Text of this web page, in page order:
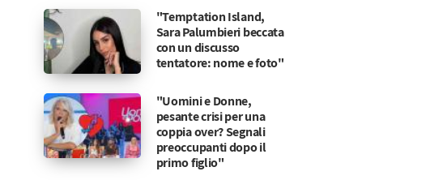
"Temptation Island,
Sara Palumbieri beccata
con un discusso
tentatore: nome e foto"
"Uomini e Donne,
pesante crisi per una
coppia over? Segnali
preoccupanti dopo il
primo figlio"